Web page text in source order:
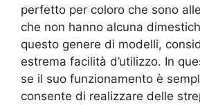
perfetto per coloro che sono
che non hanno alcuna
questo genere di modelli,
estrema facilità d’utilizzo. In
se il suo funzionamento è
consente di realizzare delle